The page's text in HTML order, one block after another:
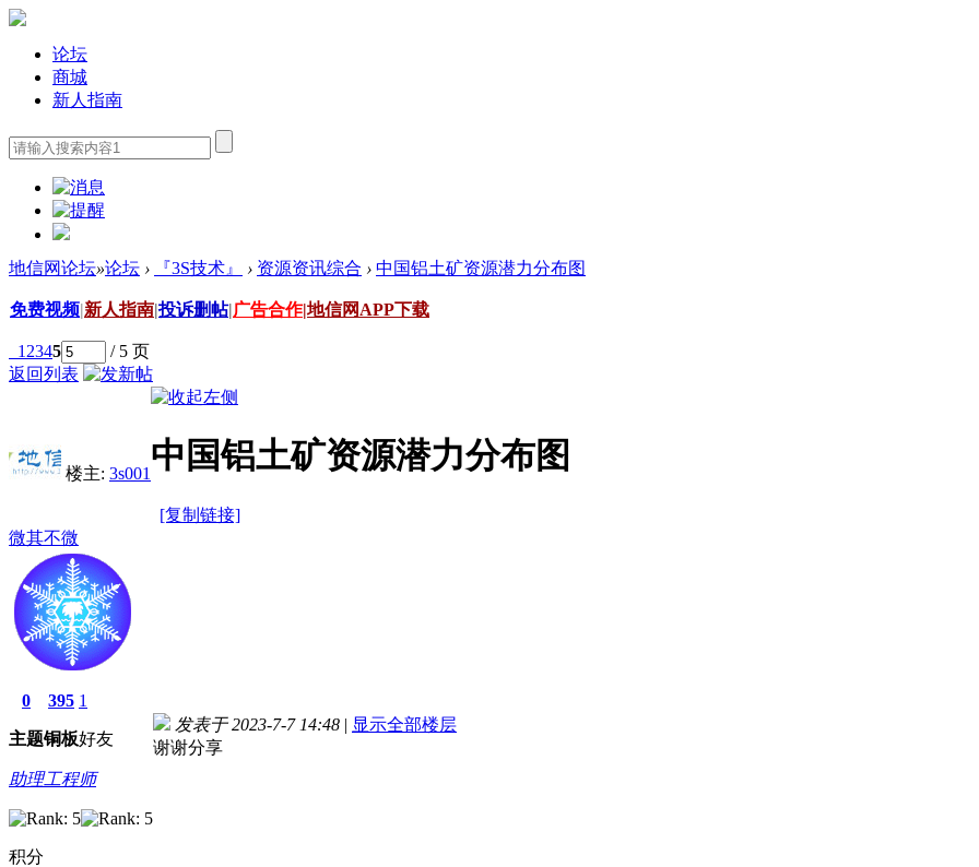
论坛
商城
新人指南
地信网论坛»论坛 › 『3S技术』 › 资源资讯综合 › 中国铝土矿资源潜力分布图
免费视频|新人指南|投诉删帖|广告合作|地信网APP下载
1 2345
/ 5 页
返回列表
楼主: 3s001 中国铝土矿资源潜力分布图
[复制链接]
微其不微
0
主题
395
铜板
1
好友
助理工程师
积分
发表于 2023-7-7 14:48 | 显示全部楼层
谢谢分享